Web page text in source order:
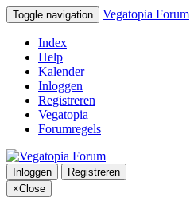
Toggle navigation Vegatopia Forum
Index
Help
Kalender
Inloggen
Registreren
Vegatopia
Forumregels
Inloggen
Registreren
×Close